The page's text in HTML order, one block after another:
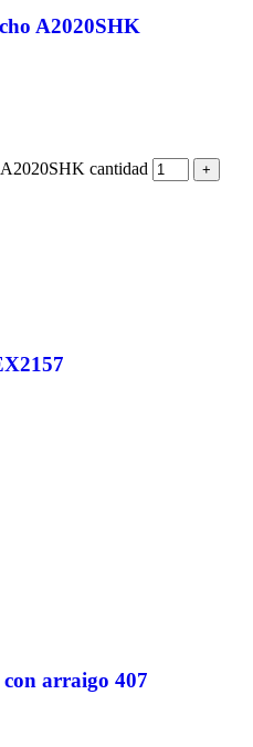
A2020SHK
cantidad +
arraigo 407